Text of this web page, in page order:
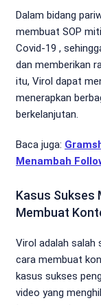
Dalam bidang
membuat SOP
Covid-19 ,
dan memberikan
itu, Virol dapat
menerapkan
berkelanjutan.
Baca juga:
Menambah
Kasus Sukses
Membuat
Virol adalah
cara membuat
kasus sukses
video yang